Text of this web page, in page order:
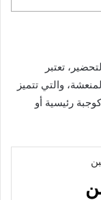
تعتبر
والتي تتميز
رئيسية أو